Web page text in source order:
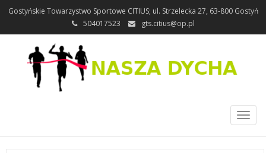
Gostyńskie Towarzystwo Sportowe CITIUS; ul. Strzelecka 27, 63-800 Gostyń
504017523
gts.citius@op.pl
Toggle